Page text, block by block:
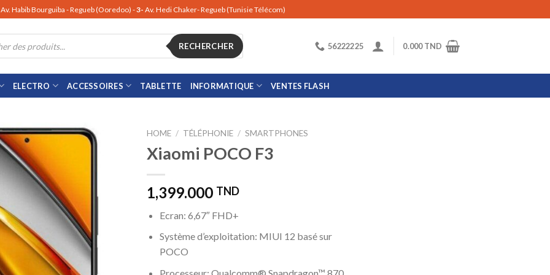
Av. Habib Bourguiba - Regueb (Ooredoo) -3- Av. Hedi Chaker- Regueb (Tunisie Télécom)
RECHERCHER 56222225 0.000TND
ELECTRO ACCESSOIRES TABLETTE INFORMATIQUE VENTES FLASH
HOME / TÉLÉPHONIE / SMARTPHONES
Xiaomi POCO F3
1,399.000 TND
Ecran: 6,67″ FHD+
Système d’exploitation: MIUI 12 basé sur
POCO